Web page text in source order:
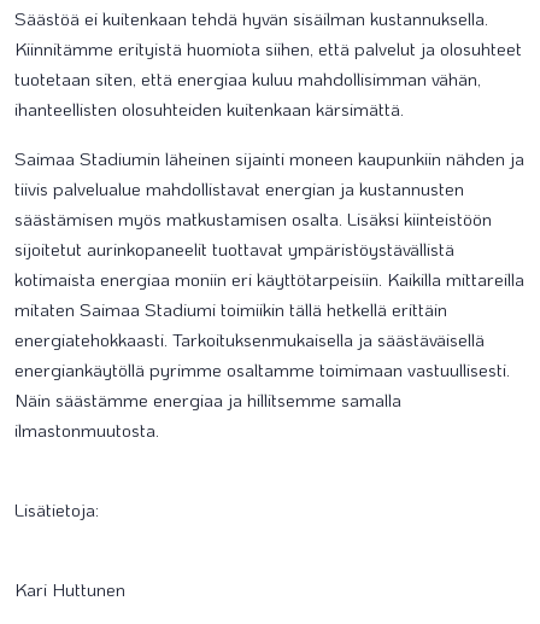
Säästöä ei kuitenkaan tehdä hyvän sisäilman kustannuksella.
Kiinnitämme erityistä huomiota siihen, että palvelut ja olosuhteet
tuotetaan siten, että energiaa kuluu mahdollisimman vähän,
ihanteellisten olosuhteiden kuitenkaan kärsimättä.
Saimaa Stadiumin läheinen sijainti moneen kaupunkiin nähden ja
tiivis palvelualue mahdollistavat energian ja kustannusten
säästämisen myös matkustamisen osalta. Lisäksi kiinteistöön
sijoitetut aurinkopaneelit tuottavat ympäristöystävällistä
kotimaista energiaa moniin eri käyttötarpeisiin. Kaikilla mittareilla
mitaten Saimaa Stadiumi toimiikin tällä hetkellä erittäin
energiatehokkaasti. Tarkoituksenmukaisella ja säästäväisellä
energiankäytöllä pyrimme osaltamme toimimaan vastuullisesti.
Näin säästämme energiaa ja hillitsemme samalla
ilmastonmuutosta.
Lisätietoja:
Kari Huttunen